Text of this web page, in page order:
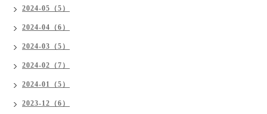
2024-05（5）
2024-04（6）
2024-03（5）
2024-02（7）
2024-01（5）
2023-12（6）